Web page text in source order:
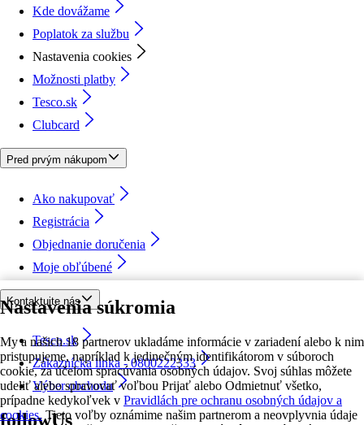
Nastavenia súkromia
My a našich 18 partnerov ukladáme informácie v zariadení alebo k nim
pristupujeme, napríklad k jedinečným identifikátorom v súboroch
cookie, za účelom spracúvania osobných údajov. Svoj súhlas môžete
udeliť alebo spravovať voľbou Prijať alebo Odmietnuť všetko,
prípadne kedykoľvek v Pravidlách pre ochranu osobných údajov a
cookies. Tieto voľby oznámime našim partnerom a neovplyvnia údaje
Kde dovážame
Poplatok za službu
Nastavenia cookies
Možnosti platby
Tesco.sk
Clubcard
Pred prvým nákupom
Ako nakupovať
Registrácia
Objednanie doručenia
Moje obľúbené
Kontaktujte nás
Tesco.sk
Zákaznícka linka - 0800222333
Výber obchodu
followUs